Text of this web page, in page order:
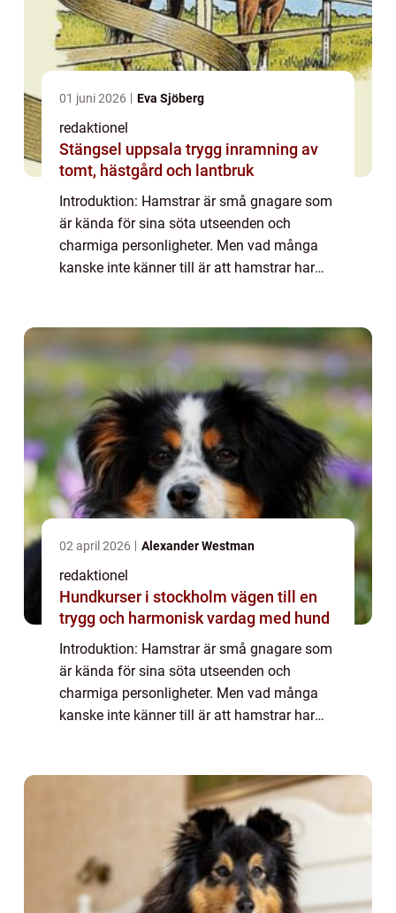
01 juni 2026 Eva Sjöberg
redaktionel
Stängsel uppsala trygg inramning av
tomt, hästgård och lantbruk
Introduktion: Hamstrar är små gnagare som
är kända för sina söta utseenden och
charmiga personligheter. Men vad många
kanske inte känner till är att hamstrar har
02 april 2026 Alexander Westman
redaktionel
Hundkurser i stockholm vägen till en
trygg och harmonisk vardag med hund
Introduktion: Hamstrar är små gnagare som
är kända för sina söta utseenden och
charmiga personligheter. Men vad många
kanske inte känner till är att hamstrar har